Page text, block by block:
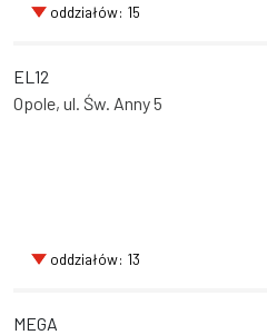
oddziałów: 15
EL12
Opole, ul. Św. Anny 5
oddziałów: 13
MEGA